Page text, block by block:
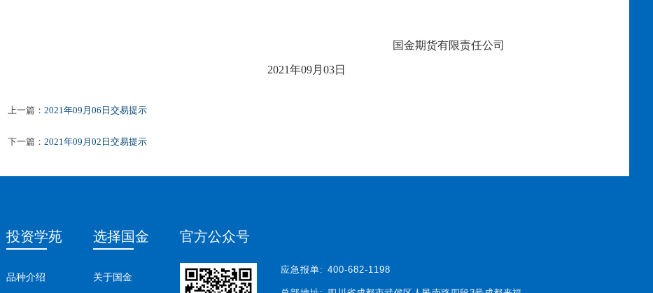
国金期货有限责任公司
2021年09月 03日
上一篇： 2021年09月06日交易提示
下一篇： 2021年09月02日交易提示
投资学苑
品种介绍
选择国金
关于国金
官方公众号
应急报单: 400-682-1198